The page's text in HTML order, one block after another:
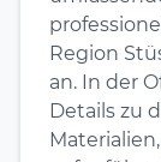
Region
an. In der
Details zu